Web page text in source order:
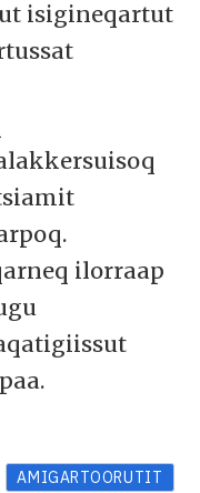
isigineqartut
ilorraap
AMIGARTOORUTIT